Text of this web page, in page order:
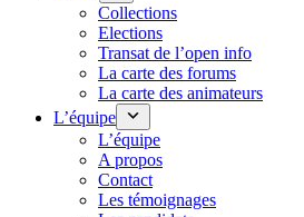
Collections
Elections
Transat de l’open info
La carte des forums
La carte des animateurs
L’équipe
L’équipe
A propos
Contact
Les témoignages